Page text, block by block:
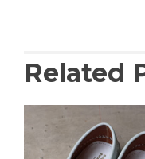
Related